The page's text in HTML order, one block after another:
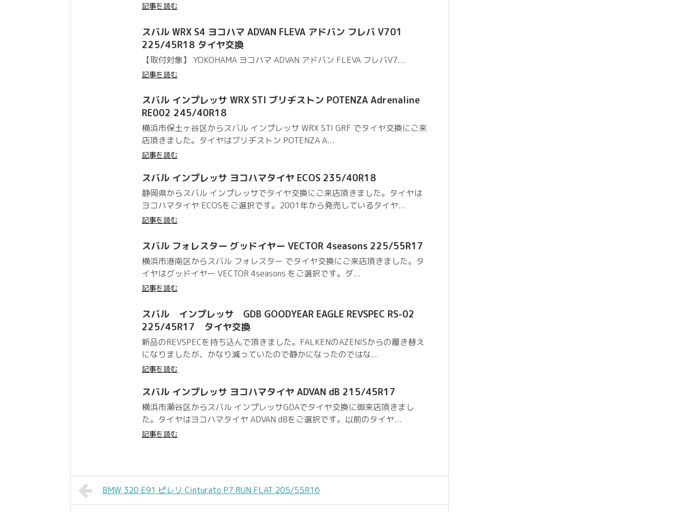
記事を読む
スバル WRX S4 ヨコハマ ADVAN FLEVA アドバン フレバ V701
225/45R18 タイヤ交換
【取付対象】 YOKOHAMA ヨコハマ ADVAN アドバン FLEVA フレバV7...
記事を読む
スバル インプレッサ WRX STI ブリヂストン POTENZA Adrenaline
RE002 245/40R18
横浜市保土ヶ谷区からスバル インプレッサ WRX STI GRF でタイヤ交換にご来
店頂きました。タイヤはブリヂストン POTENZA A...
記事を読む
スバル インプレッサ ヨコハマタイヤ ECOS 235/40R18
静岡県からスバル インプレッサでタイヤ交換にご来店頂きました。タイヤは
ヨコハマタイヤ ECOSをご選択です。2001年から発売しているタイヤ...
記事を読む
スバル フォレスター グッドイヤー VECTOR 4seasons 225/55R17
横浜市港南区からスバル フォレスター でタイヤ交換にご来店頂きました。タ
イヤはグッドイヤー VECTOR 4seasons をご選択です。ダ...
記事を読む
スバル インプレッサ GDB GOODYEAR EAGLE REVSPEC RS-02
225/45R17 タイヤ交換
新品のREVSPECを持ち込んで頂きました。FALKENのAZENISからの履き替え
になりましたが、かなり減っていたので静かになったのではな...
記事を読む
スバル インプレッサ ヨコハマタイヤ ADVAN dB 215/45R17
横浜市瀬谷区からスバル インプレッサGDAでタイヤ交換に御来店頂きまし
た。タイヤはヨコハマタイヤ ADVAN dBをご選択です。以前のタイヤ...
記事を読む
BMW 320 E91 ピレリ Cinturato P7 RUN FLAT 205/55R16